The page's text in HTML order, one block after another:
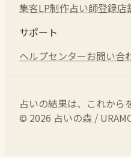
集客LP制作占い師登録店
サポート
ヘルプセンターお問い合
占いの結果は、これから
© 2026 占いの森 /